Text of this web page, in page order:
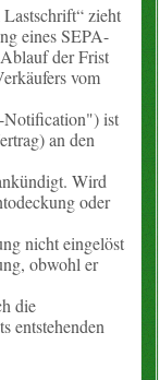
zieht
eines SEPA-
der Frist
vom
ist
an den
Wird
oder
nicht eingelöst
obwohl er
die
entstehenden